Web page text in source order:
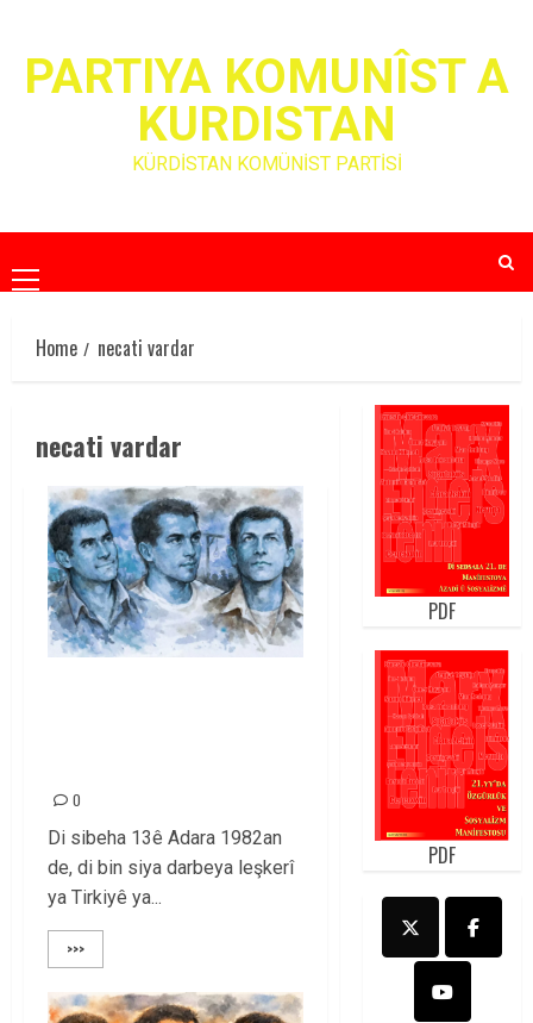
contentPARTIYA KOMUNÎST A
KURDISTAN
KÜRDİSTAN KOMÜNİST PARTİSİ
Primary
Menu
Home
necati vardar
necati vardar
0
Di sibeha 13ê Adara 1982an
de, di bin siya darbeya leşkerî
ya Tirkiyê ya...
>>>
PDF
PDF